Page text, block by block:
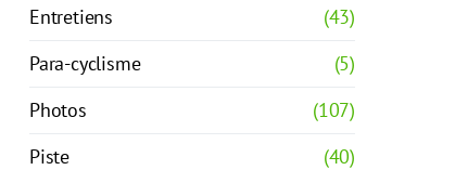
Entretiens
(43)
Para-cyclisme
(5)
Photos
(107)
Piste
(40)